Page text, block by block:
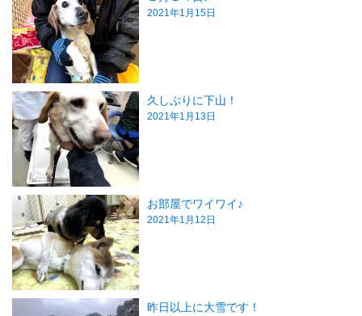
2021年1月15日
久しぶりに下山！
2021年1月13日
お部屋でワイワイ♪
2021年1月12日
昨日以上に大雪です！